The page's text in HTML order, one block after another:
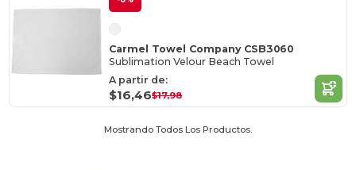
Carmel Towel Company CSB3060
Sublimation Velour Beach Towel
A partir de:
$16,46$17,98
Mostrando Todos Los Productos.